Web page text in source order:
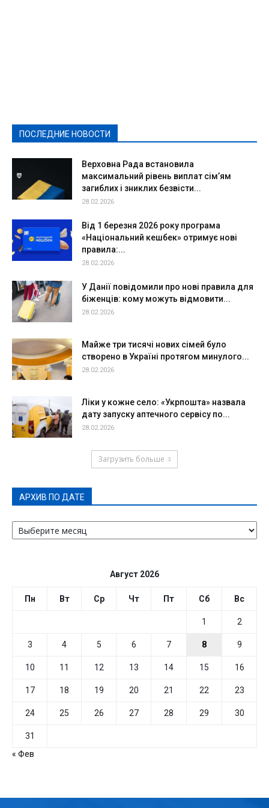
ПОСЛЕДНИЕ НОВОСТИ
Верховна Рада встановила
максимальний рівень виплат сім’ям
загиблих і зниклих безвісти...
28.02.2026
Від 1 березня 2026 року програма
«Національний кешбек» отримує нові
правила:...
28.02.2026
У Данії повідомили про нові правила для
біженців: кому можуть відмовити...
28.02.2026
Майже три тисячі нових сімей було
створено в Україні протягом минулого...
28.02.2026
Ліки у кожне село: «Укрпошта» назвала
дату запуску аптечного сервісу по...
28.02.2026
Загрузить больше
АРХИВ ПО ДАТЕ
АРХИВ
ПО
Август 2026
Пн Вт Ср Чт Пт Сб Вс
1 2
3 4 5 6 7 8 9
10 11 12 13 14 15 16
17 18 19 20 21 22 23
24 25 26 27 28 29 30
31
« Фев